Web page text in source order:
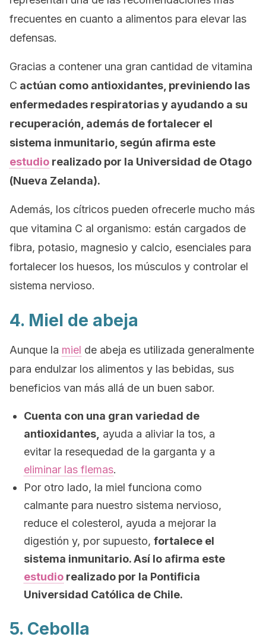
frecuentes en cuanto a alimentos para elevar las
defensas.
Gracias a contener una gran cantidad de vitamina
C actúan como antioxidantes, previniendo las
enfermedades respiratorias y ayudando a su
recuperación, además de fortalecer el
sistema inmunitario, según afirma este
estudio realizado por la Universidad de Otago
(Nueva Zelanda).
Además, los cítricos pueden ofrecerle mucho más
que vitamina C al organismo: están cargados de
fibra, potasio, magnesio y calcio, esenciales para
fortalecer los huesos, los músculos y controlar el
sistema nervioso.
4. Miel de abeja
Aunque la miel de abeja es utilizada generalmente
para endulzar los alimentos y las bebidas, sus
beneficios van más allá de un buen sabor.
Cuenta con una gran variedad de
antioxidantes, ayuda a aliviar la tos, a
evitar la resequedad de la garganta y a
eliminar las flemas.
Por otro lado, la miel funciona como
calmante para nuestro sistema nervioso,
reduce el colesterol, ayuda a mejorar la
digestión y, por supuesto, fortalece el
sistema inmunitario. Así lo afirma este
estudio realizado por la Pontificia
Universidad Católica de Chile.
5. Cebolla